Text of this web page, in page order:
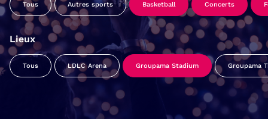
Tous Autres sports Basketball Concerts
Lieux
Tous LDLC Arena Groupama Stadium Groupama